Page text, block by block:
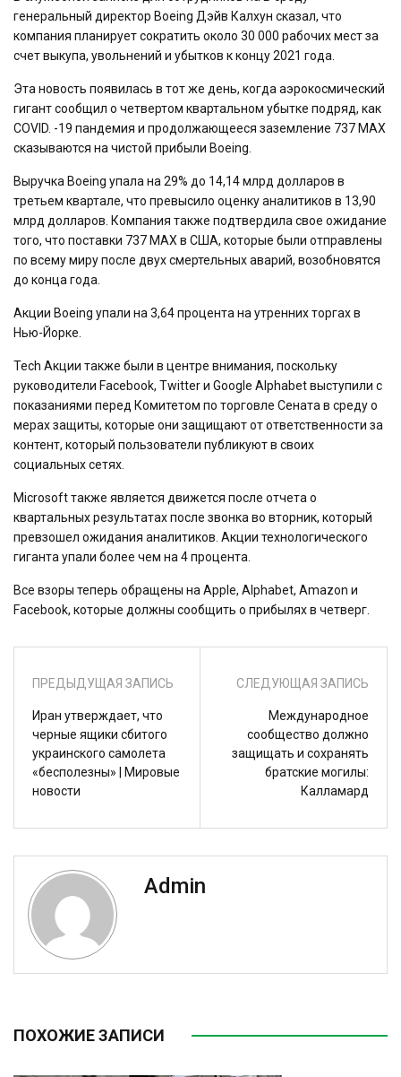
генеральный директор Boeing Дэйв Калхун сказал, что
компания планирует сократить около 30 000 рабочих мест за
счет выкупа, увольнений и убытков к концу 2021 года.
Эта новость появилась в тот же день, когда аэрокосмический
гигант сообщил о четвертом квартальном убытке подряд, как
COVID. -19 пандемия и продолжающееся заземление 737 MAX
сказываются на чистой прибыли Boeing.
Выручка Boeing упала на 29% до 14,14 млрд долларов в
третьем квартале, что превысило оценку аналитиков в 13,90
млрд долларов. Компания также подтвердила свое ожидание
того, что поставки 737 MAX в США, которые были отправлены
по всему миру после двух смертельных аварий, возобновятся
до конца года.
Акции Boeing упали на 3,64 процента на утренних торгах в
Нью-Йорке.
Tech Акции также были в центре внимания, поскольку
руководители Facebook, Twitter и Google Alphabet выступили с
показаниями перед Комитетом по торговле Сената в среду о
мерах защиты, которые они защищают от ответственности за
контент, который пользователи публикуют в своих
социальных сетях.
Microsoft также является движется после отчета о
квартальных результатах после звонка во вторник, который
превзошел ожидания аналитиков. Акции технологического
гиганта упали более чем на 4 процента.
Все взоры теперь обращены на Apple, Alphabet, Amazon и
Facebook, которые должны сообщить о прибылях в четверг.
ПРЕДЫДУЩАЯ ЗАПИСЬ
Иран утверждает, что
черные ящики сбитого
украинского самолета
«бесполезны» | Мировые
новости
СЛЕДУЮЩАЯ ЗАПИСЬ
Международное
сообщество должно
защищать и сохранять
братские могилы:
Калламард
Admin
ПОХОЖИЕ ЗАПИСИ